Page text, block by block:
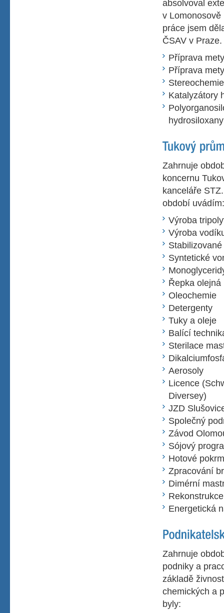
absolvoval
v
práce jsem
ČSAV v
Příprava
Příprava
Katalyzátory
hydrosiloxany
Zahrnuje
koncernu
kanceláře
období uvádím:
Výroba
Výroba
Syntetické
Řepka olejná
Oleochemie
Detergenty
Tuky a oleje
Balící
Sterilace
Aerosoly
Licence
Diversey)
JZD
Společný
Závod
Sójový
Hotové
Zpracování
Dimérní
Energetická
Zahrnuje
podniky a
základě
chemických a
byly: